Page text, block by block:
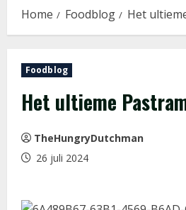
Home Foodblog Het
Foodblog
Het ultieme
TheHungryDutchman
26 juli 2024